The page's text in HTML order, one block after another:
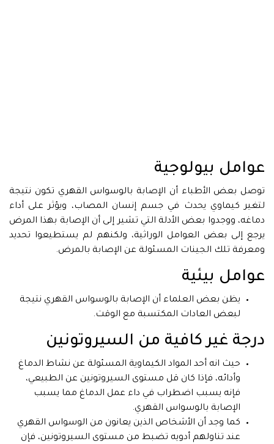
عوامل بيولوجية
توصل بعض الأطباء أن الإصابة بالوسواس القهري تكون نتيجة
لتغير كيماوي يحدث في جسم إنسان المصاب، ويؤثر على أداء
دماغه، ووجدوا بعض الأدلة التي تشير إلى أن الإصابة بهذا المرض
يرجع إلى بعض العوامل الوراثية، ولكنهم لم يستطيعوا تحديد
ومعرفة تلك الجينات المسئولة عن الإصابة بالمرض.
عوامل بيئية
يظن بعض العلماء أن الإصابة بالوسواس القهري نتيجة
لبعض العادات المكتسبة مع الوقت.
درجة غير كافية من السيروتونين
حيث انه أحد المواد الكيماوية المسئولة عن نشاط الدماغ
وأدائه، فإذا كان قل مستوى السيروتونين عن الطبيعي،
فإنه يسبب اضطراب في داء عمل الدماغ مما يسبب
الإصابة بالوسواس القهري.
كما وجد أن الأشخاص الذين يعانون من الوسواس القهري
عند تناولهم أدويه تضبط من مستوى السيروتونين، فإن